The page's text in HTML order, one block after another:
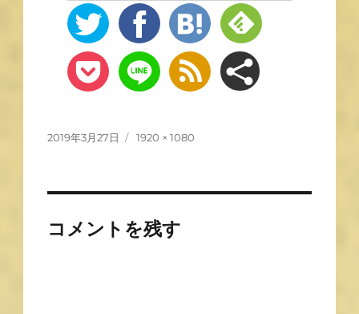
2019年3月27日 1920 × 1080
コメントを残す